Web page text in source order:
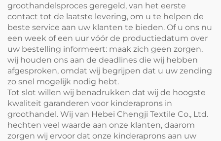
groothandelsproces geregeld, van het eerste
contact tot de laatste levering, om u te helpen de
beste service aan uw klanten te bieden. Of u ons nu
een week of een uur vóór de productiedatum over
uw bestelling informeert: maak zich geen zorgen,
wij houden ons aan de deadlines die wij hebben
afgesproken, omdat wij begrijpen dat u uw zending
zo snel mogelijk nodig hebt.
Tot slot willen wij benadrukken dat wij de hoogste
kwaliteit garanderen voor kinderaprons in
groothandel. Wij van Hebei Chengji Textile Co., Ltd.
hechten veel waarde aan onze klanten, daarom
zorgen wij ervoor dat onze kinderaprons aan uw